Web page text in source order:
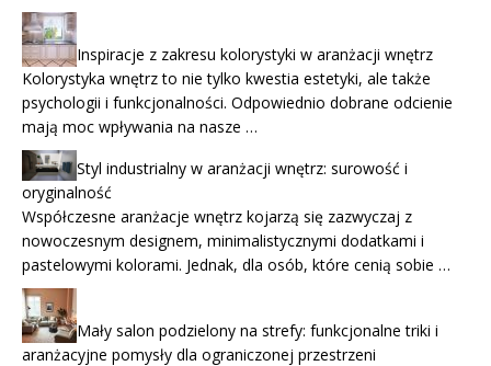
Inspiracje z zakresu kolorystyki w aranżacji wnętrz
Kolorystyka wnętrz to nie tylko kwestia estetyki, ale także
psychologii i funkcjonalności. Odpowiednio dobrane odcienie
mają moc wpływania na nasze …
Styl industrialny w aranżacji wnętrz: surowość i
oryginalność
Współczesne aranżacje wnętrz kojarzą się zazwyczaj z
nowoczesnym designem, minimalistycznymi dodatkami i
pastelowymi kolorami. Jednak, dla osób, które cenią sobie …
Mały salon podzielony na strefy: funkcjonalne triki i
aranżacyjne pomysły dla ograniczonej przestrzeni